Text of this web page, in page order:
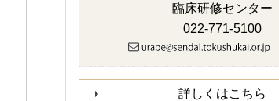
臨床研修センター
022-771-5100
詳しくはこちら